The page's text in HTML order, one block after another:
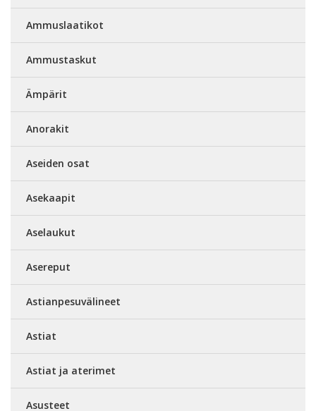
Ammuslaatikot
Ammustaskut
Ämpärit
Anorakit
Aseiden osat
Asekaapit
Aselaukut
Asereput
Astianpesuvälineet
Astiat
Astiat ja aterimet
Asusteet